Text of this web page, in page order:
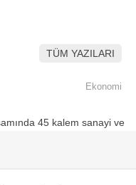
TÜM YAZILARI
Ekonomi